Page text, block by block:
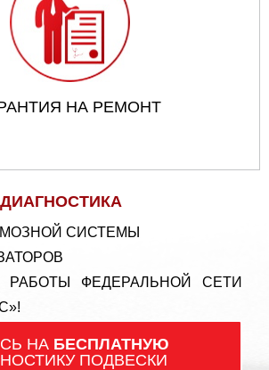
НА РЕМОНТ
СИСТЕМЫ
РАБОТЫ ФЕДЕРАЛЬНОЙ СЕТИ
НА БЕСПЛАТНУЮ
ПОДВЕСКИ